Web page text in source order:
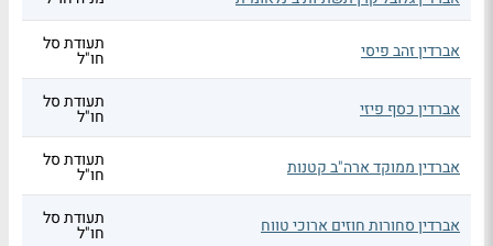
אברדין זהב פיסי תעודת סל
חו"ל
אברדין כסף פיזי תעודת סל
חו"ל
אברדין ממוקד ארה"ב קטנות תעודת סל
חו"ל
אברדין סחורות חוזים ארוכי טווח תעודת סל
חו"ל